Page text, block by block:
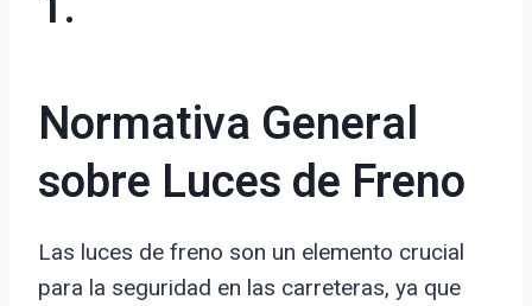
Normativa General
sobre Luces de Freno
Las luces de freno son un elemento crucial
para la seguridad en las carreteras, ya que